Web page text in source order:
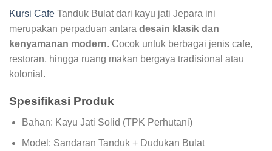
Kursi Cafe Tanduk Bulat dari kayu jati Jepara ini
merupakan perpaduan antara desain klasik dan
kenyamanan modern. Cocok untuk berbagai jenis cafe,
restoran, hingga ruang makan bergaya tradisional atau
kolonial.
Spesifikasi Produk
Bahan: Kayu Jati Solid (TPK Perhutani)
Model: Sandaran Tanduk + Dudukan Bulat